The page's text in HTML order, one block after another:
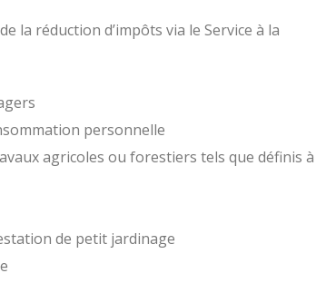
la réduction d’impôts via le Service à la
personnelle
agricoles ou forestiers tels que définis à
de petit jardinage